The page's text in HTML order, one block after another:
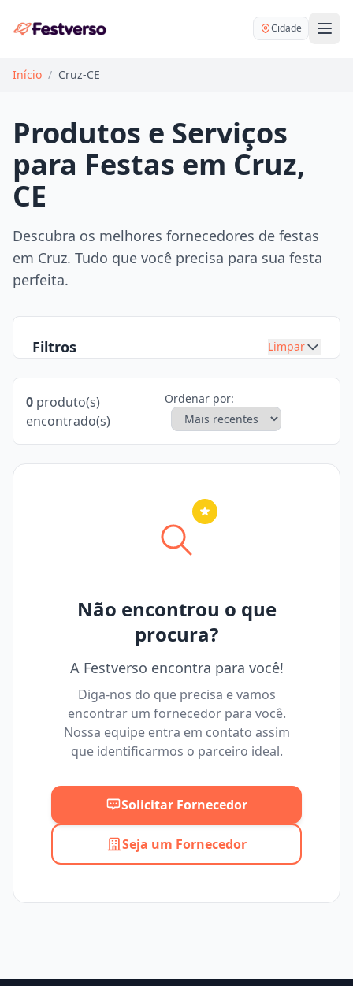
Cidade
Balões delivery
Pegue e Monte
Festa na mesa
Buffet
Início / Cruz-CE
Produtos e Serviços
para Festas em Cruz,
CE
Descubra os melhores fornecedores de festas
em Cruz. Tudo que você precisa para sua festa
perfeita.
Filtros Limpar
Máximo
0 produto(s)
encontrado(s)
Ordenar por:
Não encontrou o que
procura?
A Festverso encontra para você!
Diga-nos do que precisa e vamos
encontrar um fornecedor para você.
Nossa equipe entra em contato assim
que identificarmos o parceiro ideal.
Solicitar Fornecedor
Seja um Fornecedor